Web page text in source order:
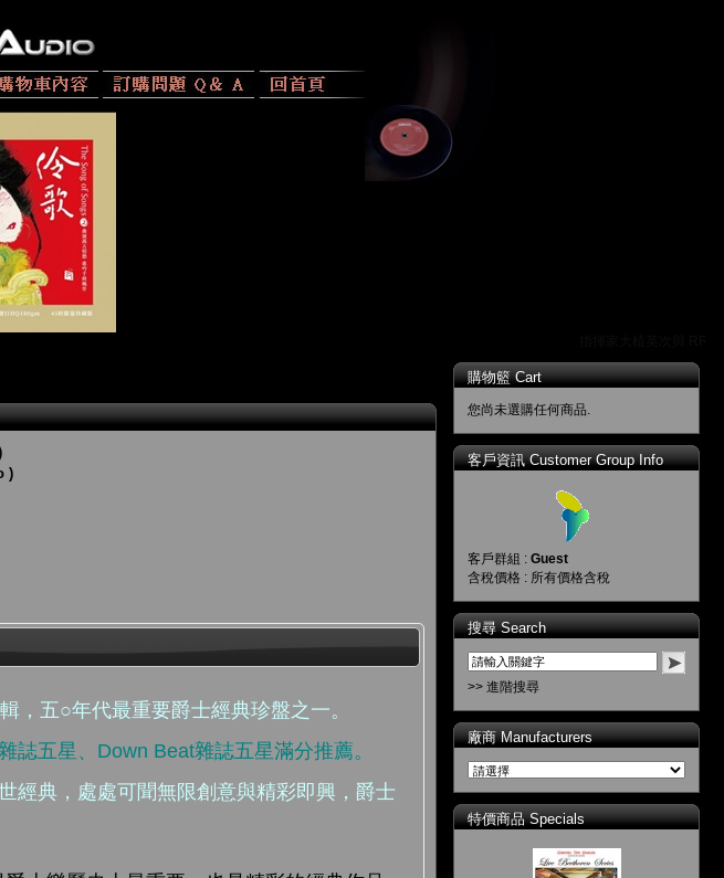
)
五○年代最重要爵士經典珍盤之一。
五星、Down Beat雜誌五星滿分推薦。
經典，處處可聞無限創意與精彩即興，爵士
購物籃 Cart
您尚未選購任何商品.
客戶資訊 Customer Group Info
客戶群組 : Guest
含稅價格 : 所有價格含稅
搜尋 Search
>> 進階搜尋
廠商 Manufacturers
特價商品 Specials